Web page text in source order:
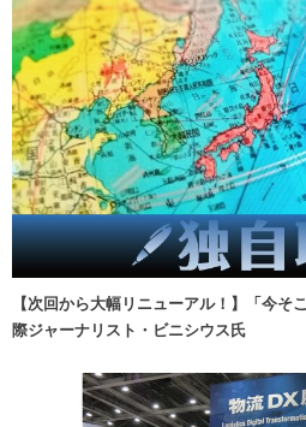
【次回から大幅リニューアル！】「今
際ジャーナリスト・ビニシウス氏